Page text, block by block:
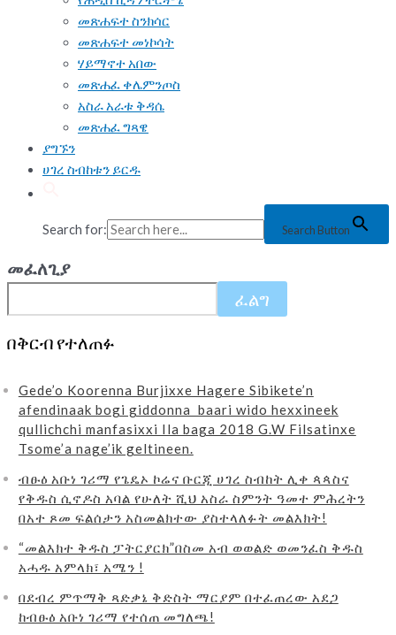
መጽሐፍተ ስንክሳር
መጽሐፍተ መነኮሳት
ሃይማኖተ አበው
መጽሐፈ ቀሌምንጦስ
አስራ አራቱ ቅዳሴ
መጽሐፈ ግጻዌ
ያግኙን
ሀገረ ስብከቱን ይርዱ
Search for: Search Button
መፈለጊያ
ፈልግ
በቅርብ የተለጠፉ
Gede’o Koorenna Burjixxe Hagere Sibikete’n
afendinaak bogi giddonna baari wido hexxineek
qullichchi manfasixxi Ila baga 2018 G.W Filsatinxe
Tsome’a nage’ik geltineen.
ብፁዕ አቡነ ገሪማ የጌዴኦ ኮሬና ቡርጂ ሀገረ ስብከት ሊቀ ጳጳስና
የቅዱስ ሲኖዶስ አባል የሁለት ሺህ አስራ ስምንት ዓመተ ምሕረትን
በአተ ጾመ ፍልሰታን አስመልክተው ያስተላለፉት መልእክት!
“መልእክተ ቅዱስ ፓትርያርክ”በስመ አብ ወወልድ ወመንፈስ ቅዱስ
አሓዱ አምላክ፣ አሜን !
በደብረ ምጥማቅ ጻድቃኔ ቅድስት ማርያም በተፈጠረው አደጋ
ከብፁዕ አቡነ ገሪማ የተሰጠ መግለጫ!